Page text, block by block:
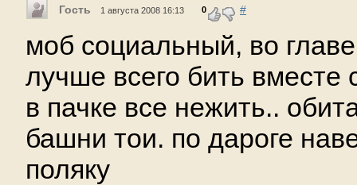
Гость 1 августа 2008 16:13 0 #
моб социальный, во
лучше всего бить вместе
в пачке все нежить..
башни тои. по дароге
поляку